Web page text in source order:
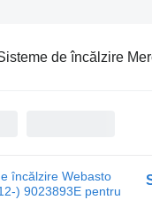
de încălzire